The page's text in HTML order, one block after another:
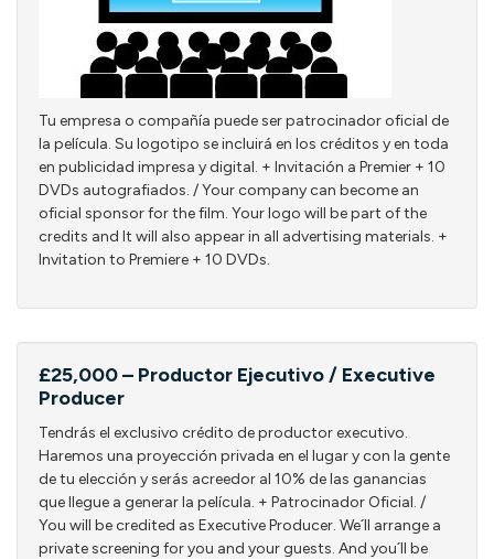
Tu empresa o compañía puede ser patrocinador oficial de
la película. Su logotipo se incluirá en los créditos y en toda
en publicidad impresa y digital. + Invitación a Premier + 10
DVDs autografiados. / Your company can become an
oficial sponsor for the film. Your logo will be part of the
credits and It will also appear in all advertising materials. +
Invitation to Premiere + 10 DVDs.
£25,000 – Productor Ejecutivo / Executive
Producer
Tendrás el exclusivo crédito de productor executivo.
Haremos una proyección privada en el lugar y con la gente
de tu elección y serás acreedor al 10% de las ganancias
que llegue a generar la película. + Patrocinador Oficial. /
You will be credited as Executive Producer. We´ll arrange a
private screening for you and your guests. And you´ll be